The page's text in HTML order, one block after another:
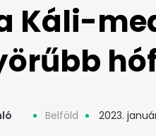
Káli-
Belföld 2023.